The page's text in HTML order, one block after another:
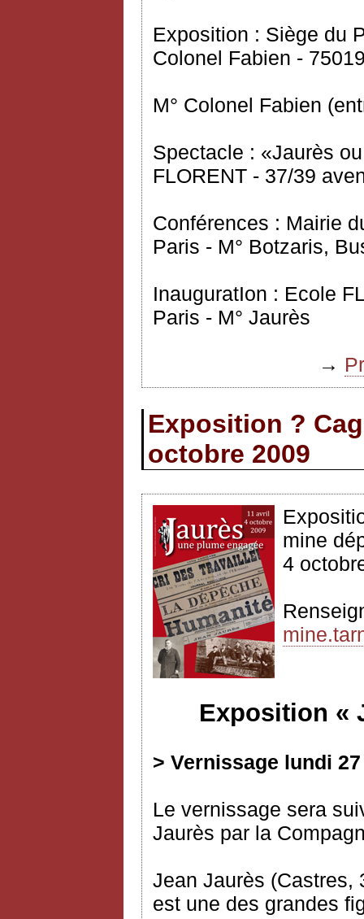
Exposition : Siège du
Colonel Fabien -
M° Colonel Fabien
Spectacle : «Jaurès
FLORENT - 37/39
Conférences : Mairie
Paris - M° Botzaris,
InauguratIon : Ecole
Paris - M° Jaurès
→
Exposition ?
octobre 2009
mine
4
Exposition «
> Vernissage lundi
Le vernissage sera
Jaurès par la
Jean Jaurès (Castres,
est une des grandes